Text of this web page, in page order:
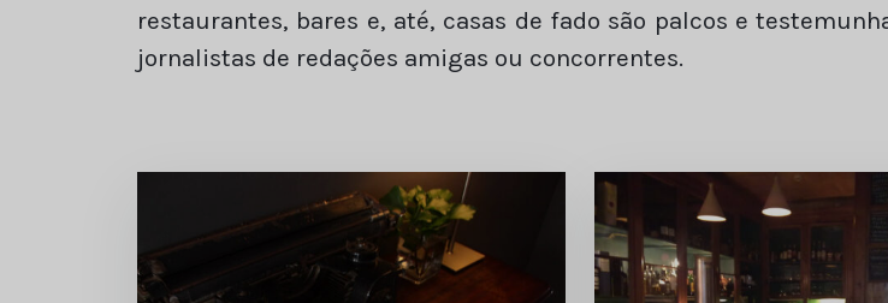
restaurantes, bares e, até, casas de fado são palcos e
jornalistas de redações amigas ou concorrentes.